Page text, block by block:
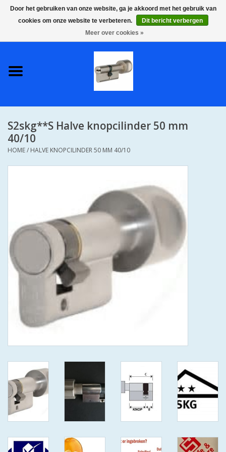
0 Artikelen - €0,00
S2 COMPLETE VEILIGE
SKG**
IEDERE GEWENSTE MAAT MET
S2 CILINDERSLOTEN IN IEDERE
GEWENSTE MAAT MET
KEERSLEUTEL
(GAATJES)VEILIGE
GENUMMERDE SLEUTELS
ISEO F 6 EXTRA S
ANTIKERNTREK ZWART IN
VEILIGE SLEUTELS SKG***
ISEO F 6 EXTRA S
ANTIKERNTREK IN IEDERE
GEWENSTE MAAT MET
S2skg**S Halve knopcilinder 50 mm
40/10
HOME/ HALVE KNOPCILINDER 50 MM 40/10
Door het gebruiken van onze website, ga je akkoord met het gebruik van
cookies om onze website te verbeteren.
Dit bericht verbergen
Meer over cookies »